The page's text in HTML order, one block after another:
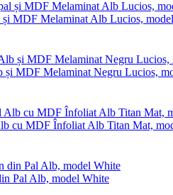
MDF Melaminat Alb Lucios,
și MDF Melaminat Negru Lucios,
cu MDF Înfoliat Alb Titan Mat,
Pal Alb, model White